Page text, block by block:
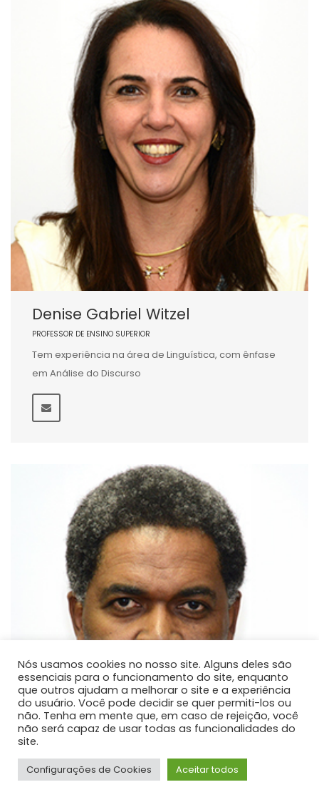
Denise Gabriel Witzel
PROFESSOR DE ENSINO SUPERIOR
Tem experiência na área de Linguística, com ênfase
em Análise do Discurso
Dejair Dionisio
Nós usamos cookies no nosso site. Alguns deles são
essenciais para o funcionamento do site, enquanto
que outros ajudam a melhorar o site e a experiência
do usuário. Você pode decidir se quer permiti-los ou
não. Tenha em mente que, em caso de rejeição, você
não será capaz de usar todas as funcionalidades do
site.
Configurações de Cookies Aceitar todos